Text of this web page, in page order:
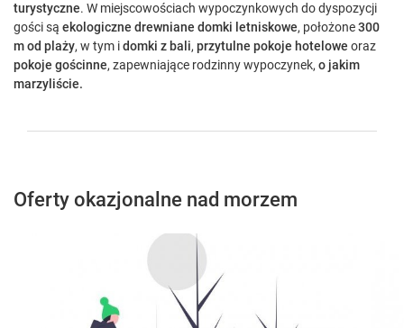
turystyczne. W miejscowościach wypoczynkowych do dyspozycji
gości są ekologiczne drewniane domki letniskowe, położone300
m od plaży, w tym idomki z bali, przytulne pokoje hotelowe oraz
pokoje gościnne, zapewniające rodzinny wypoczynek, o jakim
marzyliście.
Oferty okazjonalne nad morzem